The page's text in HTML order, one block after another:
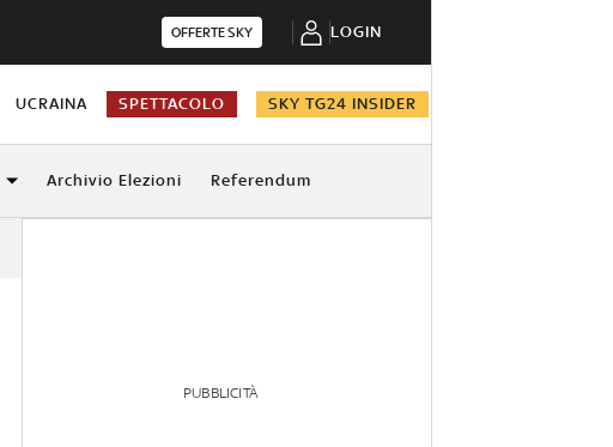
OFFERTE SKY LOGIN
UCRAINA SPETTACOLO SKY TG24 INSIDER
Archivio Elezioni Referendum
PUBBLICITÀ